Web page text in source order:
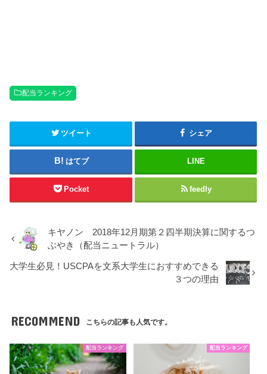
配当ランキング
ツイート シェア
はてブ LINE
Pocket feedly
キヤノン 2018年12月期第２四半期決算に関するつ
ぶやき（配当ニュートラル）
大学生必見！USCPAを文系大学生におすすめできる
３つの理由
RECOMMEND こちらの記事も人気です。
配当ランキング 配当ランキング